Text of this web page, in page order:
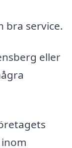
bra service.
eller